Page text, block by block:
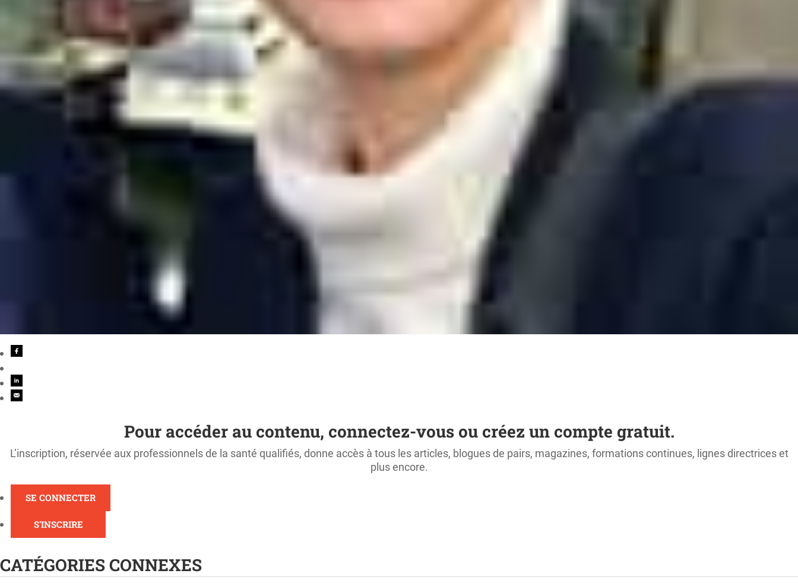
Pour accéder au contenu, connectez-vous ou créez un compte gratuit.
L’inscription, réservée aux professionnels de la santé qualifiés, donne accès à tous les articles, blogues de pairs, magazines, formations continues, lignes directrices et
plus encore.
SE CONNECTER
S'INSCRIRE
CATÉGORIES CONNEXES